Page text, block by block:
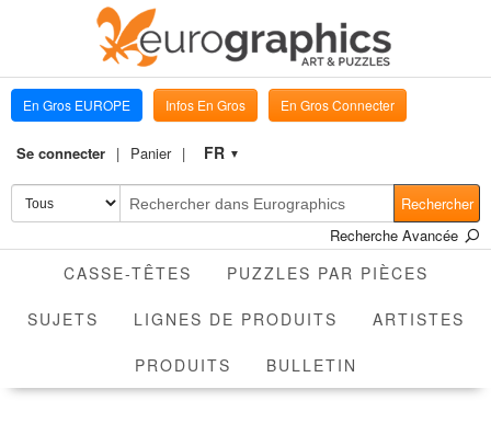
En Gros EUROPE Infos En Gros En Gros Connecter
Se connecter Panier FR ▼
Rechercher
Recherche Avancée
CASSE-TÊTES PUZZLES PAR PIÈCES
SUJETS LIGNES DE PRODUITS ARTISTES
PRODUITS BULLETIN